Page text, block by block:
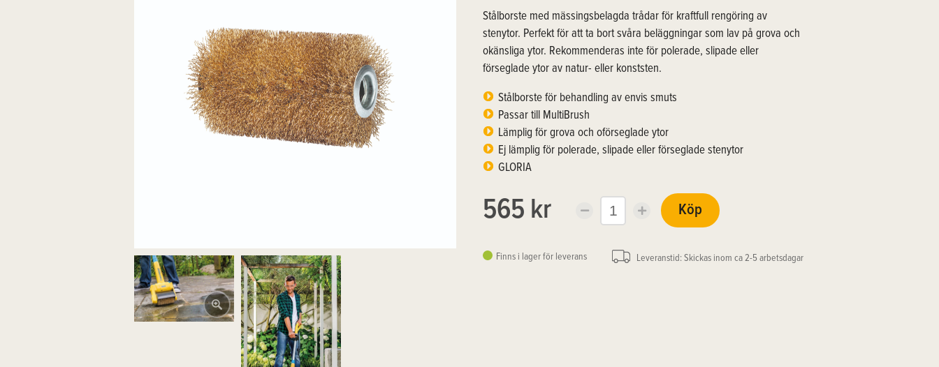
Stålborste med mässingsbelagda trådar för kraftfull rengöring av
stenytor. Perfekt för att ta bort svåra beläggningar som lav på grova och
okänsliga ytor. Rekommenderas inte för polerade, slipade eller
förseglade ytor av natur- eller konststen.
Stålborste för behandling av envis smuts
Passar till MultiBrush
Lämplig för grova och oförseglade ytor
Ej lämplig för polerade, slipade eller förseglade stenytor
GLORIA
565 kr Köp
Finns i lager för leverans Leveranstid: Skickas inom ca 2-5 arbetsdagar